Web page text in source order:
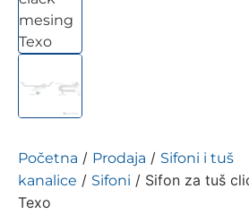
Početna / Prodaja / Sifoni i tuš
kanalice / Sifoni / Sifon za tuš
Texo